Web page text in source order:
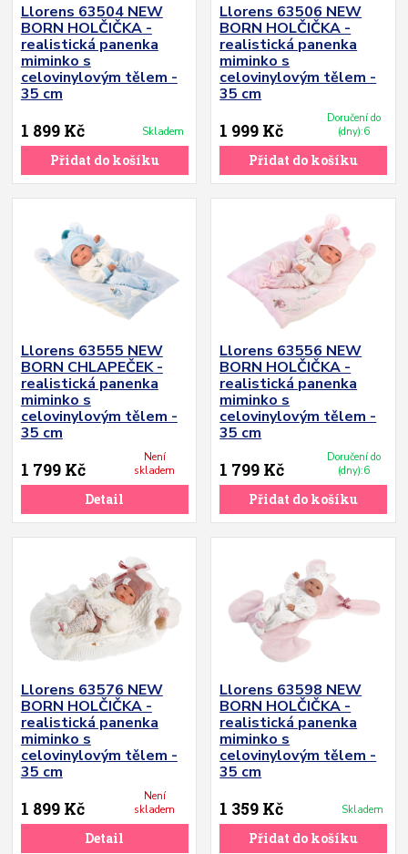
Llorens 63504 NEW
BORN HOLČIČKA -
realistická panenka
miminko s
celovinylovým tělem -
35 cm
1 899 Kč Skladem
Přidat do košíku
Llorens 63506 NEW
BORN HOLČIČKA -
realistická panenka
miminko s
celovinylovým tělem -
35 cm
1 999 Kč
Doručení do
(dny):6
Přidat do košíku
Llorens 63555 NEW
BORN CHLAPEČEK -
realistická panenka
miminko s
celovinylovým tělem -
35 cm
1 799 Kč
Není
skladem
Detail
Llorens 63556 NEW
BORN HOLČIČKA -
realistická panenka
miminko s
celovinylovým tělem -
35 cm
1 799 Kč
Doručení do
(dny):6
Přidat do košíku
Llorens 63576 NEW
BORN HOLČIČKA -
realistická panenka
miminko s
celovinylovým tělem -
35 cm
1 899 Kč
Není
skladem
Detail
Llorens 63598 NEW
BORN HOLČIČKA -
realistická panenka
miminko s
celovinylovým tělem -
35 cm
1 359 Kč Skladem
Přidat do košíku